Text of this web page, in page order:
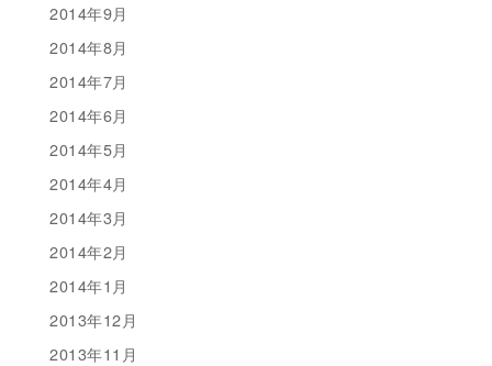
2014年9月
2014年8月
2014年7月
2014年6月
2014年5月
2014年4月
2014年3月
2014年2月
2014年1月
2013年12月
2013年11月